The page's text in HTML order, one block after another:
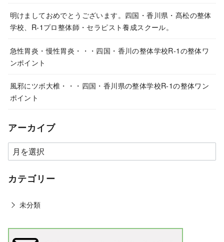
明けましておめでとうございます。四国・香川県・髙松の整体
学校、R-1プロ整体師・セラピスト養成スクール。
急性胃炎・慢性胃炎・・・四国・香川の整体学校R-1の整体ワ
ンポイント
風邪にツボ大椎・・・四国・香川県の整体学校R-1の整体ワン
ポイント
アーカイブ
カテゴリー
未分類